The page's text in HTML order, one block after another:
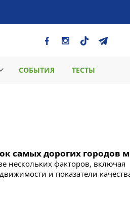
СОБЫТИЯ ТЕСТЫ
самых дорогих городов
нескольких факторов, включая
и показатели